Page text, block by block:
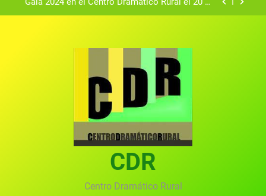
Gala 2024 en el Centro Dramático Rural el 20 de
convocado por el Centro Dramático Rural de Mira
(Cuenca)
Gala anual virtual del Centro Dramático Rural de
Gala del Centro Dramático Rural 2025
Gala 2024 en el Centro Dramático Rural el 20 de
Textos seleccionados en el VI Certamen
Francisco Nieva de piezas breves teatrales
convocado por el Centro Dramático Rural de Mira
Gala anual virtual del Centro Dramático Rural de
CDR
Centro Dramático Rural